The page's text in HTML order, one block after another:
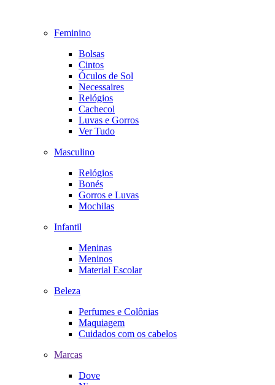
Feminino
Bolsas
Cintos
Óculos de Sol
Necessaires
Relógios
Cachecol
Luvas e Gorros
Ver Tudo
Masculino
Relógios
Bonés
Gorros e Luvas
Mochilas
Infantil
Meninas
Meninos
Material Escolar
Beleza
Perfumes e Colônias
Maquiagem
Cuidados com os cabelos
Marcas
Dove